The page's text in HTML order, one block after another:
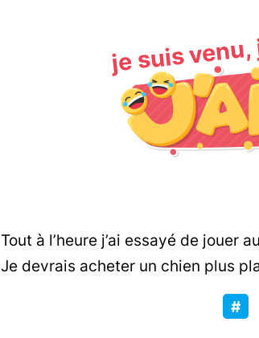
je suis
Tout à l’heure j’ai essayé de jouer
Je devrais acheter un chien plus